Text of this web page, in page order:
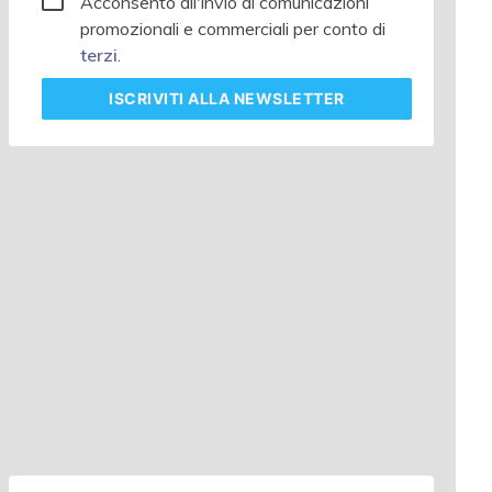
promozionali e commerciali per conto di
terzi.
ISCRIVITIALLA NEWSLETTER